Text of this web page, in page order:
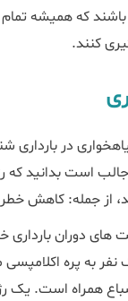
که همیشه
کنند.
در بارداری
است بدانید که
جمله: کاهش خطر
وگان که مراقبت های
نفر به پره
همراه است. یک